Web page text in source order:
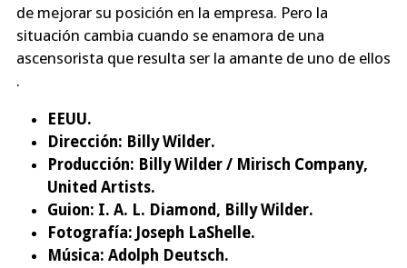
de mejorar su posición en la empresa. Pero la
situación cambia cuando se enamora de una
ascensorista que resulta ser la amante de uno de ellos
.
EEUU.
Dirección: Billy Wilder.
Producción: Billy Wilder / Mirisch Company,
United Artists.
Guion: I. A. L. Diamond, Billy Wilder.
Fotografía: Joseph LaShelle.
Música: Adolph Deutsch.